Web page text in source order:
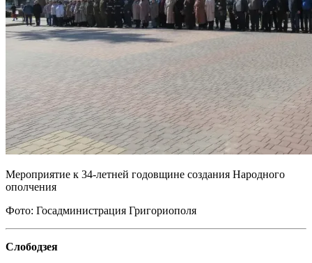
Мероприятие к 34-летней годовщине создания Народного
ополчения
Фото: Госадминистрация Григориополя
Слободзея